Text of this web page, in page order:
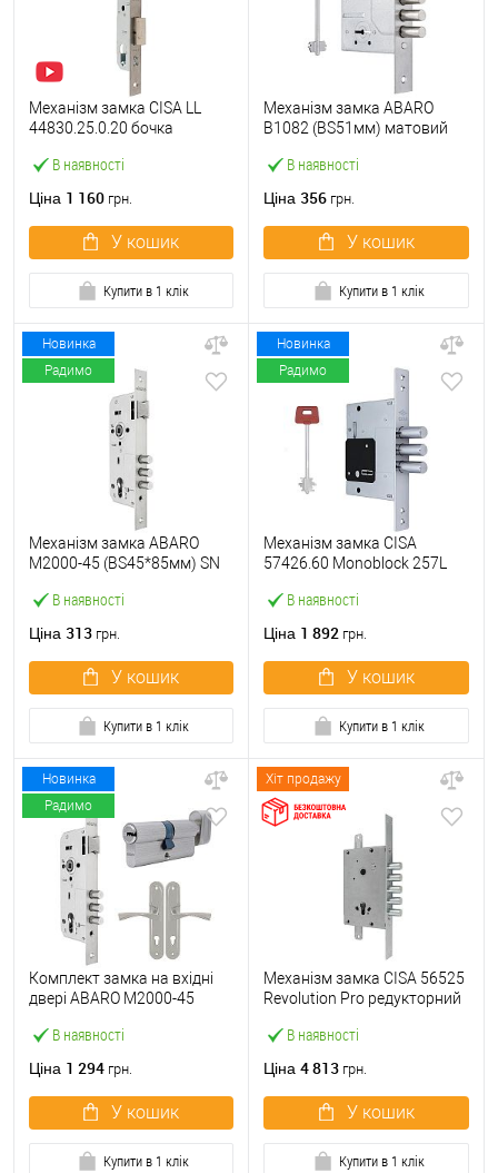
В наявності
Механізм замка CISA LL
44830.25.0.20 бочка
нержавіюча сталь
Ціна 1 160 грн.
У кошик
Купити в 1 клік
В наявності
Механізм замка ABARO
B1082 (BS51мм) матовий
Ціна 356 грн.
У кошик
Купити в 1 клік
Новинка
Радимо
В наявності
Механізм замка ABARO
M2000-45 (BS45*85мм) SN
Ціна 313 грн.
У кошик
Купити в 1 клік
Новинка
Радимо
В наявності
Механізм замка CISA
57426.60 Monoblock 257L
Ціна 1 892 грн.
У кошик
Купити в 1 клік
Новинка
Радимо
В наявності
Комплект замка на вхідні
двері ABARO M2000-45
B100 70T і ручками KEDR
Ціна 1 294 грн.
У кошик
Купити в 1 клік
Хіт продажу
В наявності
Механізм замка CISA 56525
Revolution Pro редукторний
хром матовий
Ціна 4 813 грн.
У кошик
Купити в 1 клік